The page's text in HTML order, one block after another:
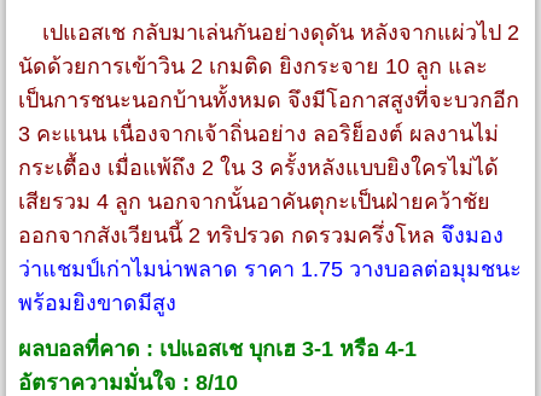
เปแอสเช กลับมาเล่นกันอย่างดุดัน หลังจากแผ่วไป 2
นัดด้วยการเข้าวิน 2 เกมติด ยิงกระจาย 10 ลูก และ
เป็นการชนะนอกบ้านทั้งหมด จึงมีโอกาสสูงที่จะบวกอีก
3 คะแนน เนื่องจากเจ้าถิ่นอย่าง ลอริย็องต์ ผลงานไม่
กระเตื้อง เมื่อแพ้ถึง 2 ใน 3 ครั้งหลังแบบยิงใครไม่ได้
เสียรวม 4 ลูก นอกจากนั้นอาคันตุกะเป็นฝ่ายคว้าชัย
ออกจากสังเวียนนี้ 2 ทริปรวด กดรวมครึ่งโหล จึงมอง
ว่าแชมป์เก่าไมน่าพลาด ราคา 1.75 วางบอลต่อมุมชนะ
พร้อมยิงขาดมีสูง
ผลบอลที่คาด : เปแอสเช บุกเฮ 3-1 หรือ 4-1
อัตราความมั่นใจ : 8/10